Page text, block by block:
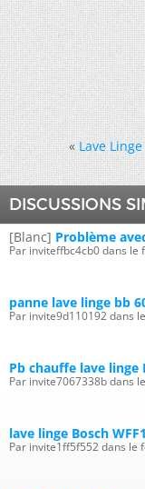
« Lave
DISCUSSIONS
[Blanc] Problème
Par inviteffbc4cb0 dans le
panne lave linge bb
Par invite9d110192 dans
Pb chauffe lave linge
Par invite7067338b dans
lave linge Bosch
Par invite1ff5f552 dans le